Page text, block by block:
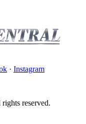
· Instagram
reserved.